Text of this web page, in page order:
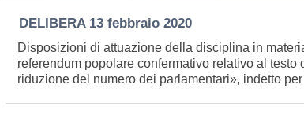
DELIBERA 13 febbraio 2020
Disposizioni di attuazione della disciplina in
referendum popolare confermativo relativo al
riduzione del numero dei parlamentari», indetto